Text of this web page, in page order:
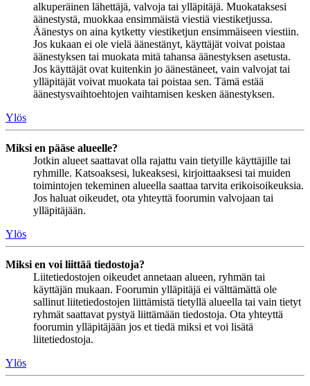
alkuperäinen lähettäjä, valvoja tai ylläpitäjä. Muokataksesi
äänestystä, muokkaa ensimmäistä viestiä viestiketjussa.
Äänestys on aina kytketty viestiketjun ensimmäiseen viestiin.
Jos kukaan ei ole vielä äänestänyt, käyttäjät voivat poistaa
äänestyksen tai muokata mitä tahansa äänestyksen asetusta.
Jos käyttäjät ovat kuitenkin jo äänestäneet, vain valvojat tai
ylläpitäjät voivat muokata tai poistaa sen. Tämä estää
äänestysvaihtoehtojen vaihtamisen kesken äänestyksen.
Ylös
Miksi en pääse alueelle?
Jotkin alueet saattavat olla rajattu vain tietyille käyttäjille tai
ryhmille. Katsoaksesi, lukeaksesi, kirjoittaaksesi tai muiden
toimintojen tekeminen alueella saattaa tarvita erikoisoikeuksia.
Jos haluat oikeudet, ota yhteyttä foorumin valvojaan tai
ylläpitäjään.
Ylös
Miksi en voi liittää tiedostoja?
Liitetiedostojen oikeudet annetaan alueen, ryhmän tai
käyttäjän mukaan. Foorumin ylläpitäjä ei välttämättä ole
sallinut liitetiedostojen liittämistä tietyllä alueella tai vain tietyt
ryhmät saattavat pystyä liittämään tiedostoja. Ota yhteyttä
foorumin ylläpitäjään jos et tiedä miksi et voi lisätä
liitetiedostoja.
Ylös